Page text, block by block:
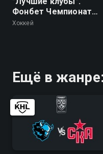
Фонбет Чемпионат
КХЛ. "Авангард" -
Хоккей
Ещё в